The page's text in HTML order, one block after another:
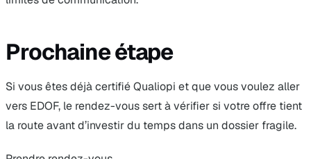
Prochaine étape
Si vous êtes déjà certifié Qualiopi et que vous voulez aller
vers EDOF, le rendez-vous sert à vérifier si votre offre tient
la route avant d’investir du temps dans un dossier fragile.